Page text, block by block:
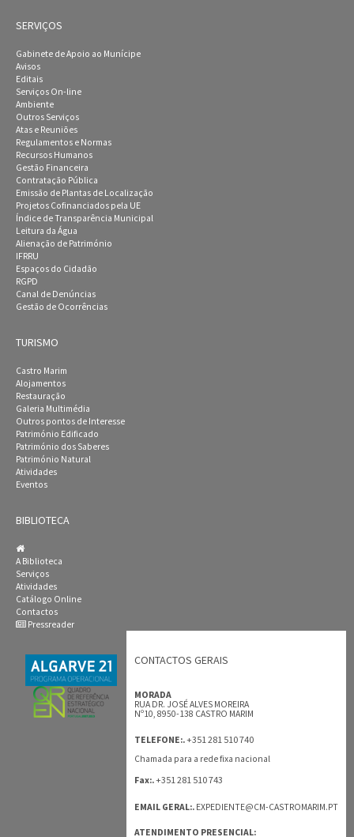
SERVIÇOS
Gabinete de Apoio ao Munícipe
Avisos
Editais
Serviços On-line
Ambiente
Outros Serviços
Atas e Reuniões
Regulamentos e Normas
Recursos Humanos
Gestão Financeira
Contratação Pública
Emissão de Plantas de Localização
Projetos Cofinanciados pela UE
Índice de Transparência Municipal
Leitura da Água
Alienação de Património
IFRRU
Espaços do Cidadão
RGPD
Canal de Denúncias
Gestão de Ocorrências
TURISMO
Castro Marim
Alojamentos
Restauração
Galeria Multimédia
Outros pontos de Interesse
Património Edificado
Património dos Saberes
Património Natural
Atividades
Eventos
BIBLIOTECA
A Biblioteca
Serviços
Atividades
Catálogo Online
Contactos
Pressreader
CONTACTOS GERAIS
MORADA
RUA DR. JOSÉ ALVES MOREIRA
Nº10, 8950-138 CASTRO MARIM
TELEFONE:.+351 281 510 740
Chamada para a rede fixa nacional
Fax:.+351 281 510 743
EMAIL GERAL:. EXPEDIENTE@CM-CASTROMARIM.PT
ATENDIMENTO PRESENCIAL: